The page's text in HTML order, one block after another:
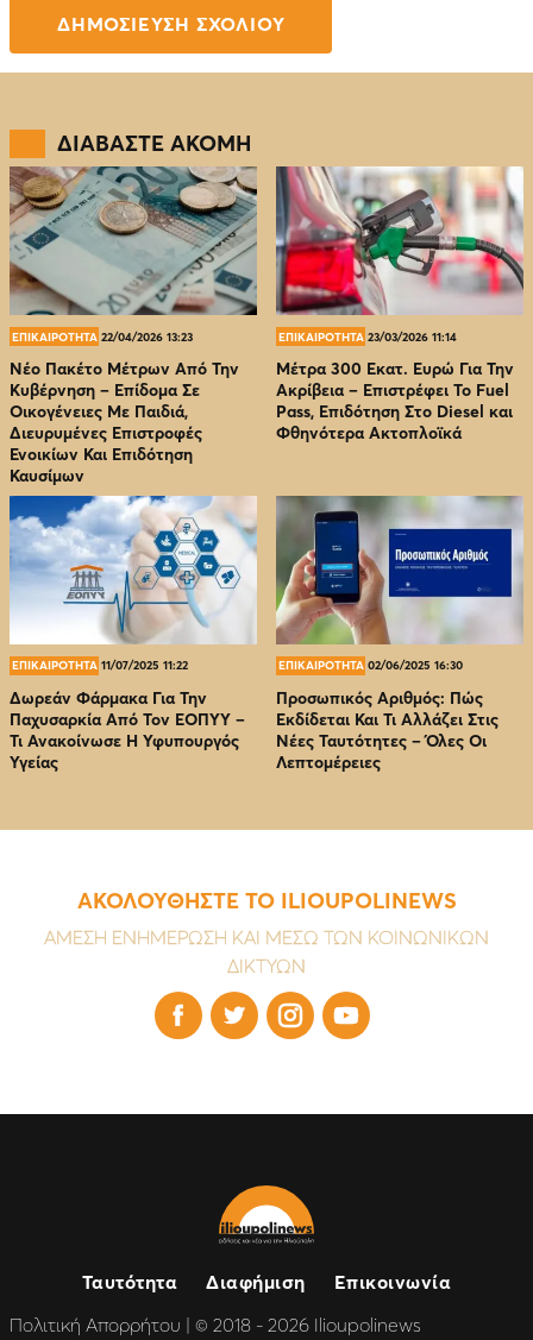
ΔΙΑΒΑΣΤΕ ΑΚΟΜΗ
ΕΠΙΚΑΙΡΟΤΗΤΑ 22/04/2026 13:23
Νέο Πακέτο Μέτρων Από Την
Κυβέρνηση – Επίδομα Σε
Οικογένειες Με Παιδιά,
Διευρυμένες Επιστροφές
Ενοικίων Και Επιδότηση
Καυσίμων
ΕΠΙΚΑΙΡΟΤΗΤΑ 23/03/2026 11:14
Μέτρα 300 Εκατ. Ευρώ Για Την
Ακρίβεια – Επιστρέφει Το Fuel
Pass, Επιδότηση Στο Diesel και
Φθηνότερα Ακτοπλοϊκά
ΕΠΙΚΑΙΡΟΤΗΤΑ 11/07/2025 11:22
Δωρεάν Φάρμακα Για Την
Παχυσαρκία Από Τον EOΠΥΥ –
Τι Ανακοίνωσε Η Υφυπουργός
Υγείας
ΕΠΙΚΑΙΡΟΤΗΤΑ 02/06/2025 16:30
Προσωπικός Αριθμός: Πώς
Εκδίδεται Και Τι Αλλάζει Στις
Νέες Ταυτότητες – Όλες Οι
Λεπτομέρειες
ΑΚΟΛΟΥΘΗΣΤΕ ΤΟ ILIOUPOLINEWS
ΑΜΕΣΗ ΕΝΗΜΕΡΩΣΗ ΚΑΙ ΜΕΣΩ ΤΩΝ ΚΟΙΝΩΝΙΚΩΝ
ΔΙΚΤΥΩΝ
   
Ταυτότητα Διαφήμιση
Επικοινωνία
Πολιτική Απορρήτου | © 2018 - 2026 Ilioupolinews